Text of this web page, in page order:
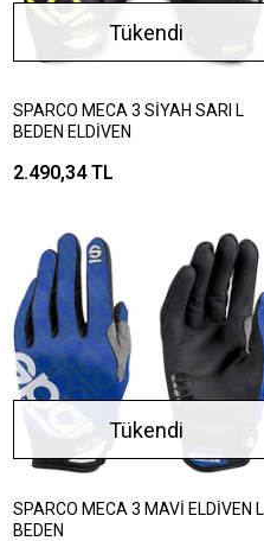
Tükendi
SPARCO MECA 3 SİYAH SARI L
BEDEN ELDİVEN
2.490,34 TL
Tükendi
SPARCO MECA 3 MAVİ ELDİVEN L
BEDEN